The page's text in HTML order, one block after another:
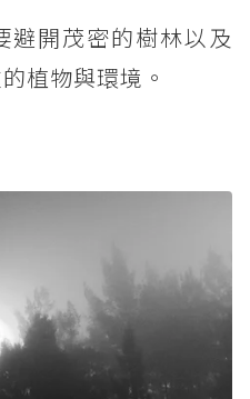
避開茂密的樹林以及
植物與環境。